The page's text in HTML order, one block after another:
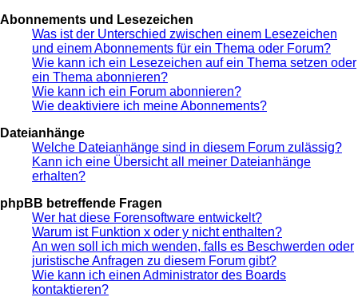
Abonnements und Lesezeichen
Was ist der Unterschied zwischen einem Lesezeichen
und einem Abonnements für ein Thema oder Forum?
Wie kann ich ein Lesezeichen auf ein Thema setzen oder
ein Thema abonnieren?
Wie kann ich ein Forum abonnieren?
Wie deaktiviere ich meine Abonnements?
Dateianhänge
Welche Dateianhänge sind in diesem Forum zulässig?
Kann ich eine Übersicht all meiner Dateianhänge
erhalten?
phpBB betreffende Fragen
Wer hat diese Forensoftware entwickelt?
Warum ist Funktion x oder y nicht enthalten?
An wen soll ich mich wenden, falls es Beschwerden oder
juristische Anfragen zu diesem Forum gibt?
Wie kann ich einen Administrator des Boards
kontaktieren?